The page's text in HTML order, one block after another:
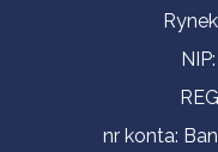
Contact
nr konta: